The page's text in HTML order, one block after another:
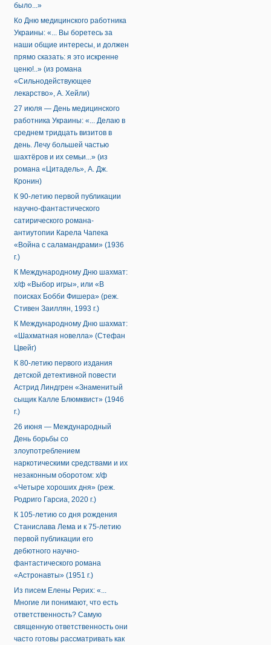
было...»
Ко Дню медицинского работника
Украины: «... Вы боретесь за
наши общие интересы, и должен
прямо сказать: я это искренне
ценю!..» (из романа
«Сильнодействующее
лекарство», А. Хейли)
27 июля — День медицинского
работника Украины: «... Делаю в
среднем тридцать визитов в
день. Лечу большей частью
шахтёров и их семьи...» (из
романа «Цитадель», А. Дж.
Кронин)
К 90-летию первой публикации
научно-фантастического
сатирического романа-
антиутопии Карела Чапека
«Война с саламандрами» (1936
г.)
К Международному Дню шахмат:
х/ф «Выбор игры», или «В
поисках Бобби Фишера» (реж.
Стивен Заиллян, 1993 г.)
К Международному Дню шахмат:
«Шахматная новелла» (Стефан
Цвейг)
К 80-летию первого издания
детской детективной повести
Астрид Линдгрен «Знаменитый
сыщик Калле Блюмквист» (1946
г.)
26 июня — Международный
День борьбы со
злоупотреблением
наркотическими средствами и их
незаконным оборотом: х/ф
«Четыре хороших дня» (реж.
Родриго Гарсиа, 2020 г.)
К 105-летию со дня рождения
Станислава Лема и к 75-летию
первой публикации его
дебютного научно-
фантастического романа
«Астронавты» (1951 г.)
Из писем Елены Рерих: «...
Многие ли понимают, что есть
ответственность? Самую
священную ответственность они
часто готовы рассматривать как